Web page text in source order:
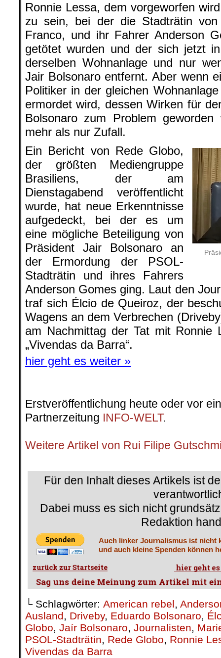
Ronnie Lessa, dem vorgeworfen
zu sein, bei der die Stadträtin
Franco, und ihr Fahrer Anderson
getötet wurden und der sich jetzt
derselben Wohnanlage und nur
Jair Bolsonaro entfernt. Aber wenn
Politiker in der gleichen
ermordet wird, dessen Wirken für
Bolsonaro zum Problem
mehr als nur Zufall.
Ein Bericht von Rede Globo,
der größten Mediengruppe
Brasiliens, der am
Dienstagabend veröffentlicht
wurde, hat neue Erkenntnisse
aufgedeckt, bei der es um
eine mögliche Beteiligung von
Präsident Jair Bolsonaro an
der Ermordung der PSOL-
Stadträtin und ihres Fahrers
Anderson Gomes ging. Laut den
traf sich Élcio de Queiroz, der
Wagens an dem Verbrechen
am Nachmittag der Tat mit Ronnie
„Vivendas da Barra“.
hier geht es weiter »
Erstveröffentlichung heute oder vor
Partnerzeitung INFO-WELT.
Weitere Artikel von Rui Filipe
Für den Inhalt dieses Artikels ist
Dabei muss es sich nicht
Redaktion
Auch linker Journalismus ist nicht
und auch kleine Spenden können
└ Schlagwörter: American rebel,
Ausland, Driveby, Eduardo Bolsonaro,
Globo, Jaír Bolsonaro, Journalisten,
PSOL-Stadträtin, Rede Globo, Ronnie
Vivendas da Barra